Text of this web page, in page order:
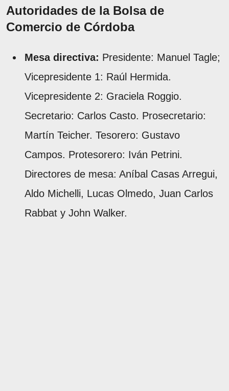
Autoridades de la Bolsa de
Comercio de Córdoba
Mesa directiva: Presidente: Manuel Tagle;
Vicepresidente 1: Raúl Hermida.
Vicepresidente 2: Graciela Roggio.
Secretario: Carlos Casto. Prosecretario:
Martín Teicher. Tesorero: Gustavo
Campos. Protesorero: Iván Petrini.
Directores de mesa: Aníbal Casas Arregui,
Aldo Michelli, Lucas Olmedo, Juan Carlos
Rabbat y John Walker.